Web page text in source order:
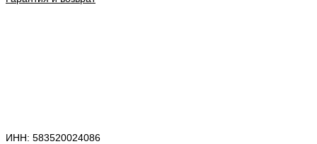
ИНН: 583520024086